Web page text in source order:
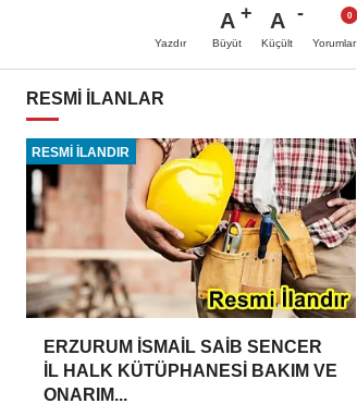
Yazdır
A
Büyüt
A
Küçült Yorumlar
RESMİ İLANLAR
RESMİ İLANDIR
ERZURUM İSMAİL SAİB SENCER
İL HALK KÜTÜPHANESİ BAKIM VE
ONARIM...